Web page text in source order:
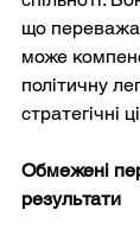
що
може
політичну
стратегічні
Обмежені
результати